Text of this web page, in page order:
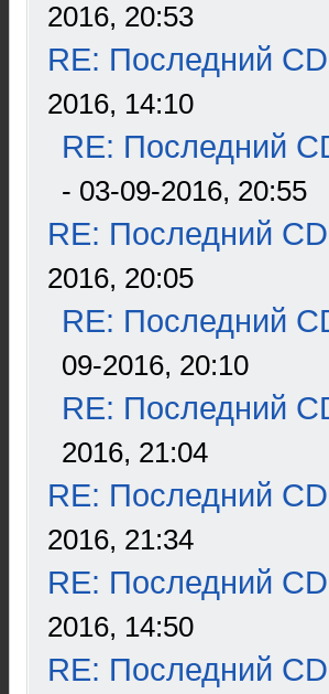
2016, 20:53
RE: Последний
2016, 14:10
RE: Последний
- 03-09-2016, 20:55
RE: Последний
2016, 20:05
RE: Последний
09-2016, 20:10
RE: Последний
2016, 21:04
RE: Последний
2016, 21:34
RE: Последний
2016, 14:50
RE: Последний